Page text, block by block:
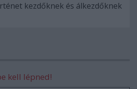
kezdőknek és álkezdőknek
kell lépned!